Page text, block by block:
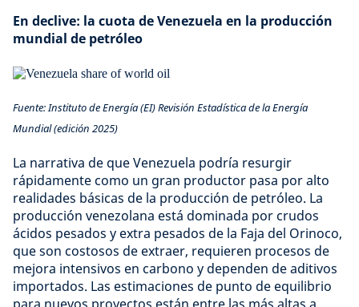
En declive: la cuota de Venezuela en la producción
mundial de petróleo
Fuente: Instituto de Energía (EI) Revisión Estadística de la Energía
Mundial (edición 2025)
La narrativa de que Venezuela podría resurgir
rápidamente como un gran productor pasa por alto
realidades básicas de la producción de petróleo. La
producción venezolana está dominada por crudos
ácidos pesados y extra pesados de la Faja del Orinoco,
que son costosos de extraer, requieren procesos de
mejora intensivos en carbono y dependen de aditivos
importados. Las estimaciones de punto de equilibrio